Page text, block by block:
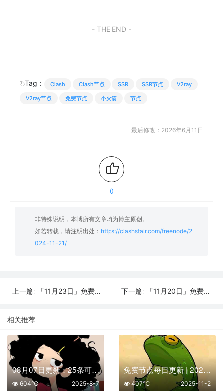
- THE END -
Tag： Clash Clash节点 SSR SSR节点
V2ray
V2ray节点
免费节点 小火箭 节点
最后修改：2026年6月11日
0
非特殊说明，本博所有文章均为博主原创。
如若转载，请注明出处： https://clashstair.com/freenode/2
024-11-21/
上一篇: 「11月23日」免费节点数量20个，SSR/V2ray/Shadowrocket/Clash订阅链接 下一篇: 「11月20日」免费节点数量24个，SSR/V2ray/Shadowrocket/Clash订阅链接
相关推荐
08月07日更新：25条可用免费节点 | 2025年SSR/V2ray/Clash订阅链接
2025-8-7
604℃
免费节点每日更新 | 2025年11月02日SSR/V2Ray/Clash可用订阅
2025-11-2
407℃